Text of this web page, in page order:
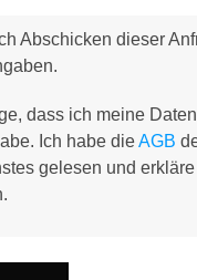
Abschicken dieser
dass ich meine
Ich habe dieAGB
gelesen und